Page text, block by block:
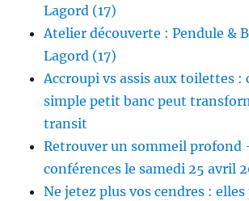
Lagord (17)
Atelier découverte : Pendule &
Lagord (17)
Accroupi vs assis aux toilettes
simple petit banc peut
transit
Retrouver un sommeil profond
conférences le samedi 25 avril
Ne jetez plus vos cendres :